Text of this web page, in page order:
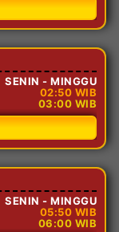
SENIN - MINGGU
02:50 WIB
03:00 WIB
SENIN - MINGGU
05:50 WIB
06:00 WIB